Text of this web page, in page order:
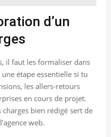
d’un
il faut les formaliser dans
une étape essentielle si tu
les allers-retours
en cours de projet.
bien rédigé sert de
web.